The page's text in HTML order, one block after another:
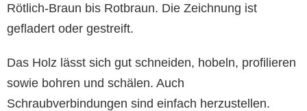
Rötlich-Braun bis Rotbraun. Die Zeichnung ist
gefladert oder gestreift.
Das Holz lässt sich gut schneiden, hobeln, profilieren
sowie bohren und schälen. Auch
Schraubverbindungen sind einfach herzustellen.